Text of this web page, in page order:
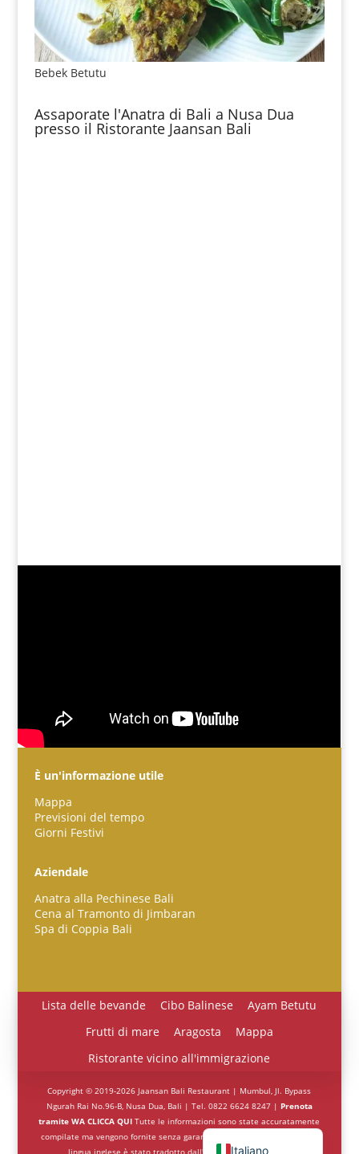
Bebek Betutu
Assaporate l'Anatra di Bali a Nusa Dua
presso il Ristorante Jaansan Bali
È un'informazione utile
Mappa
Previsioni del tempo
Giorni Festivi
Aziendale
Anatra alla Pechinese Bali
Cena al Tramonto di Jimbaran
Spa di Coppia Bali
Lista delle bevande Cibo Balinese
Ayam Betutu
Frutti di mare
Aragosta
Mappa
Ristorante vicino all'immigrazione
Copyright © 2019-2026 Jaansan Bali Restaurant | Mumbul, Jl. Bypass
Ngurah Rai No.96-B, Nusa Dua, Bali | Tel. 0822 6624 8247 | Prenota
tramite WA CLICCA QUI Tutte le informazioni sono state accuratamente
compilate ma vengono fornite senza garanzia. Tutto il contenuto non in
lingua inglese è stato tradotto dall'intelligenza artificiale.
Italiano
English (UK)
简体中文
हिन्दी